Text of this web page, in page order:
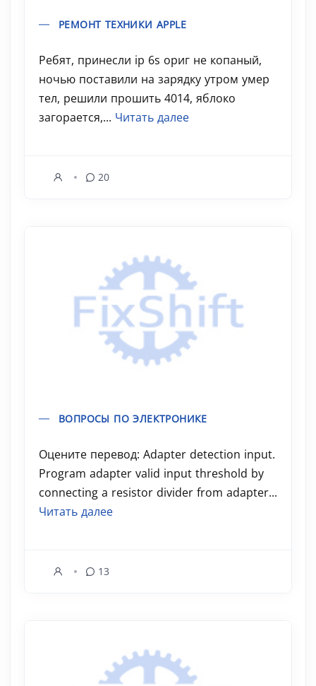
РЕМОНТ ТЕХНИКИ APPLE
Ребят, принесли ip 6s ориг не копаный,
ночью поставили на зарядку утром умер
тел, решили прошить 4014, яблоко
загорается,... Читать далее
20
ВОПРОСЫ ПО ЭЛЕКТРОНИКЕ
Оцените перевод: Adapter detection input.
Program adapter valid input threshold by
connecting a resistor divider from adapter...
Читать далее
13